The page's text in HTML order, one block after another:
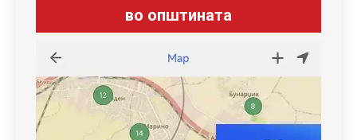
во општината